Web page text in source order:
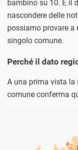
bambino su 10. E il
nascondere delle
possiamo provare a
singolo comune.
Perché il dato
A una prima vista
comune conferma